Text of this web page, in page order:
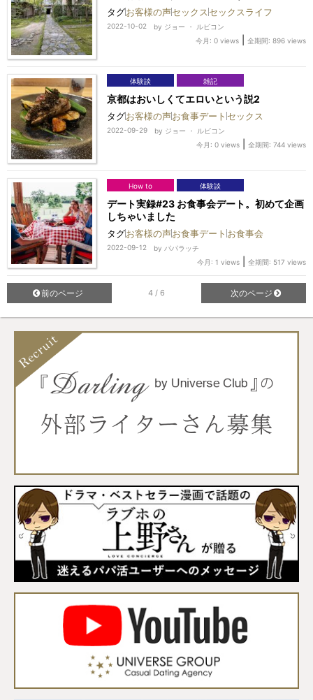
タグお客様の声セックス セックスライフ
2022-10-02 by ジョー ・ ルビコン
今月: 0 views
全期間: 896 views
体験談 雑記
京都はおいしくてエロいという説2
タグお客様の声お食事デート セックス
2022-09-29 by ジョー ・ ルビコン
今月: 0 views
全期間: 744 views
How to 体験談
デート実録#23 お食事会デート。初めて企画
しちゃいました
タグお客様の声お食事デート お食事会
2022-09-12 by パパラッチ
今月: 1 views
全期間: 517 views
前のページ 4 / 6 次のページ